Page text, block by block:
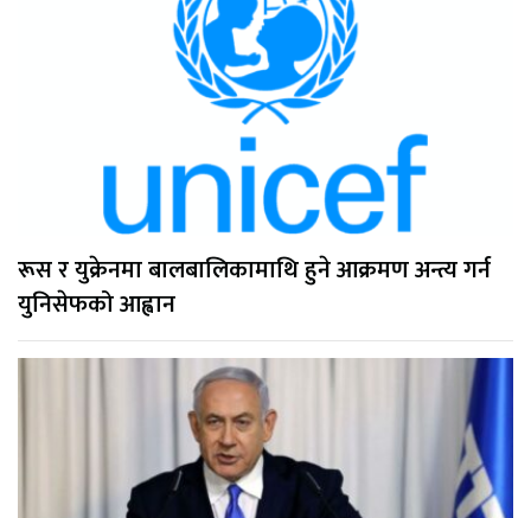
रूस र युक्रेनमा बालबालिकामाथि हुने आक्रमण अन्त्य गर्न
युनिसेफको आह्वान